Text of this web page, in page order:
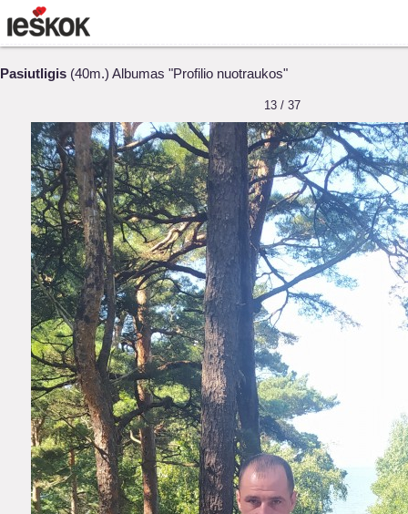
Pasiutligis (40m.) Albumas "Profilio nuotraukos"
13 / 37